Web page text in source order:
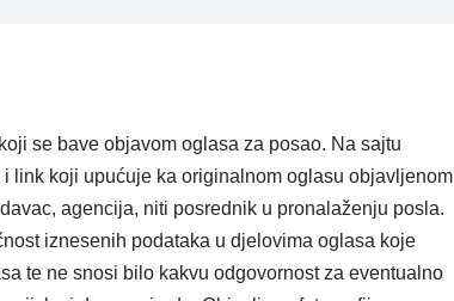
se bave objavom oglasa za posao. Na sajtu
link koji upućuje ka originalnom oglasu objavljenom
agencija, niti posrednik u pronalaženju posla.
iznesenih podataka u djelovima oglasa koje
te ne snosi bilo kakvu odgovornost za eventualno